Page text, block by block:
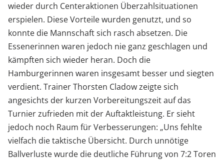
wieder durch Centeraktionen Überzahlsituationen
erspielen. Diese Vorteile wurden genutzt, und so
konnte die Mannschaft sich rasch absetzen. Die
Essenerinnen waren jedoch nie ganz geschlagen und
kämpften sich wieder heran. Doch die
Hamburgerinnen waren insgesamt besser und siegten
verdient. Trainer Thorsten Cladow zeigte sich
angesichts der kurzen Vorbereitungszeit auf das
Turnier zufrieden mit der Auftaktleistung. Er sieht
jedoch noch Raum für Verbesserungen: „Uns fehlte
vielfach die taktische Übersicht. Durch unnötige
Ballverluste wurde die deutliche Führung von 7:2 Toren